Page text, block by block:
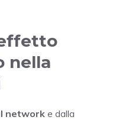
nella
network e dalla